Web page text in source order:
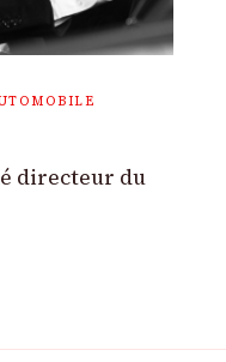
directeur du